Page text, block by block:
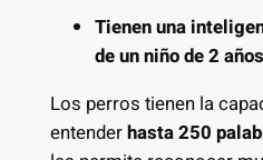
Tienen una
de un niño de 2 años
Los perros tienen la
entenderhasta 250